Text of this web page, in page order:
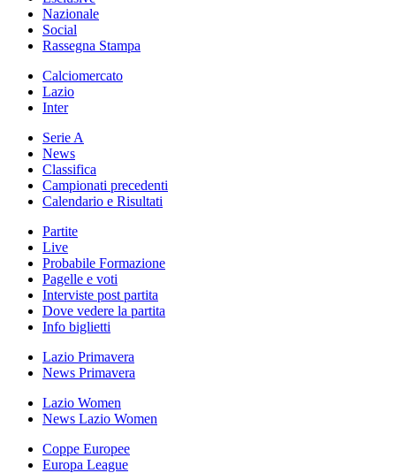
Nazionale
Social
Rassegna Stampa
Calciomercato
Lazio
Inter
Serie A
News
Classifica
Campionati precedenti
Calendario e Risultati
Partite
Live
Probabile Formazione
Pagelle e voti
Interviste post partita
Dove vedere la partita
Info biglietti
Lazio Primavera
News Primavera
Lazio Women
News Lazio Women
Coppe Europee
Europa League